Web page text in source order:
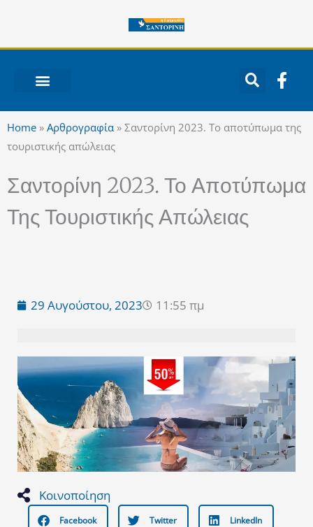
περιεχόμενο
F
a
e
b
k
-
Home » Αρθρογραφία » Σαντορίνη 2023. Το αποτύπωμα της
τουριστικής απώλειας
Σαντορίνη 2023. Το Αποτύπωμα
Της Τουριστικής Απώλειας
29 Αυγούστου, 2023 11:55 πμ
Κοινοποίηση
Facebook Twitter LinkedIn